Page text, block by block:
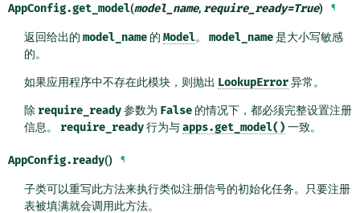
AppConfig.get_model(model_name, require_ready=True) ¶
返回给出的 model_name的 Model。 model_name是大小写敏感
的。
如果应用程序中不存在此模块，则抛出 LookupError异常。
除 require_ready参数为 False的情况下，都必须完整设置注册
信息。 require_ready行为与apps.get_model() 一致。
AppConfig.ready() ¶
子类可以重写此方法来执行类似注册信号的初始化任务。只要注册
表被填满就会调用此方法。